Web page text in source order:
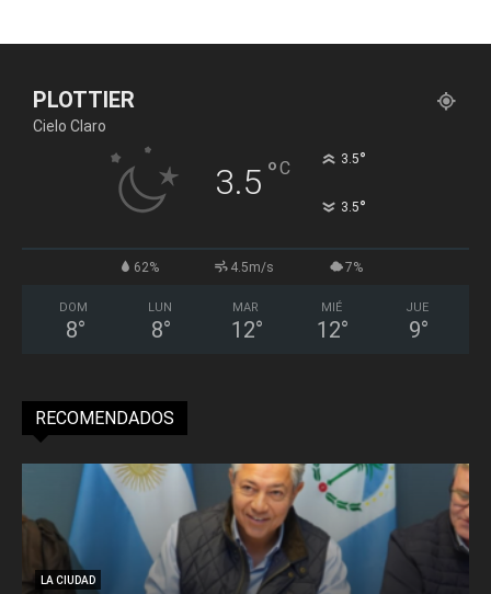
PLOTTIER
Cielo Claro
3.5 °C 3.5°
3.5°
62% 4.5m/s 7%
DOM
8°
LUN
8°
MAR
12°
MIÉ
12°
JUE
9°
RECOMENDADOS
LA CIUDAD